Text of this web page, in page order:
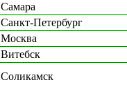
Самара
Санкт-Петербург
Москва
Витебск
Соликамск